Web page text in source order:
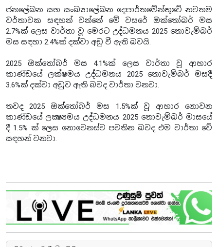
ජනලේඛන සහ සංඛ්‍යාලේඛන දෙපාර්තමේන්තුවේ නවතම
වර්තාවක සඳහන් වන්නේ මේ වසරේ ඔක්තෝබර් මස
2.7%ක් ලෙස වාර්තා වූ මෙරට උද්ධමනය 2025 නොවැම්බර්
මස සඳහා 2.4%ක් දක්වා අඩු වී ඇති බවයි.
2025 ඔක්තෝබර් මස 4.1%ක් ලෙස වාර්තා වූ ආහාර
කාණ්ඩයේ ලක්ෂමය උද්ධමනය 2025 නොවැම්බර් මසදී
3.6%ක් දක්වා අඩුව ඇති බවද වාර්තා වනවා.
තවද 2025 ඔක්තෝබර් මස 1.5%ක් වූ ආහාර නොවන
කාණ්ඩයේ ලක්‍ෂ්‍යමය උද්ධමනය 2025 නොවැම්බර් මාසයේ
දී 1.5% ක් ලෙස නොවෙනස්ව පවතින බවද එම වාර්තා වේ
සඳහන් වනවා.